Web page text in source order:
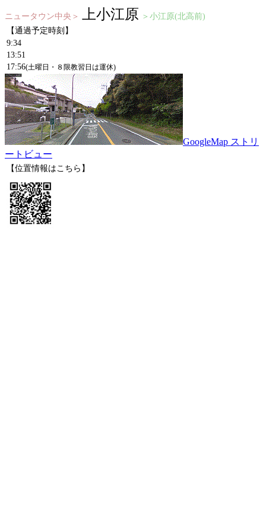
ニュータウン中央＞ 上小江原 ＞小江原(北高前)
【通過予定時刻】
9:34
13:51
17:56(土曜日・８限教習日は運休)
GoogleMap ストリ
ートビュー
【位置情報はこちら】